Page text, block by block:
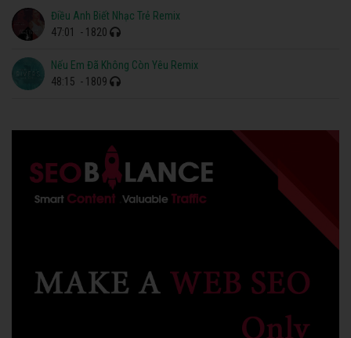
Điều Anh Biết Nhạc Trẻ Remix
47:01
- 1820
Nếu Em Đã Không Còn Yêu Remix
48:15 - 1809